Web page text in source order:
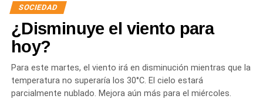
SOCIEDAD
¿Disminuye el viento para
hoy?
Para este martes, el viento irá en disminución mientras que la
temperatura no superaría los 30°C. El cielo estará
parcialmente nublado. Mejora aún más para el miércoles.